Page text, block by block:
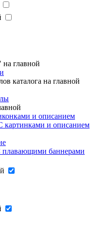
главной
каталога на главной